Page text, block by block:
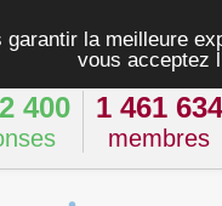
la meilleure
vous acceptez
400 1 461 634
membres